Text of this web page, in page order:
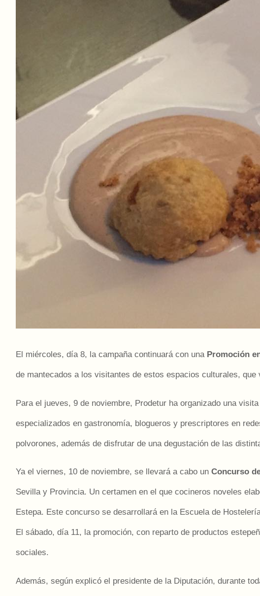
El miércoles, día 8, la campaña continuará con una Promoción
de mantecados a los visitantes de estos espacios culturales,
Para el jueves, 9 de noviembre, Prodetur ha organizado una
especializados en gastronomía, blogueros y prescriptores en
polvorones, además de disfrutar de una degustación de las
Ya el viernes, 10 de noviembre, se llevará a cabo un Concurso
Sevilla y Provincia. Un certamen en el que cocineros noveles
Estepa. Este concurso se desarrollará en la Escuela de
El sábado, día 11, la promoción, con reparto de productos
sociales.
Además, según explicó el presidente de la Diputación, durante